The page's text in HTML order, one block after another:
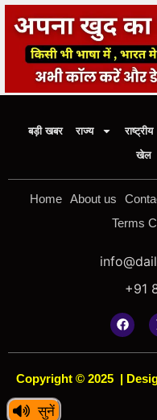
सुनें
बड़ी खबर राज्य राष्ट्रीय
खेल
Home About us
Terms
+91
Copyright © 2025 |